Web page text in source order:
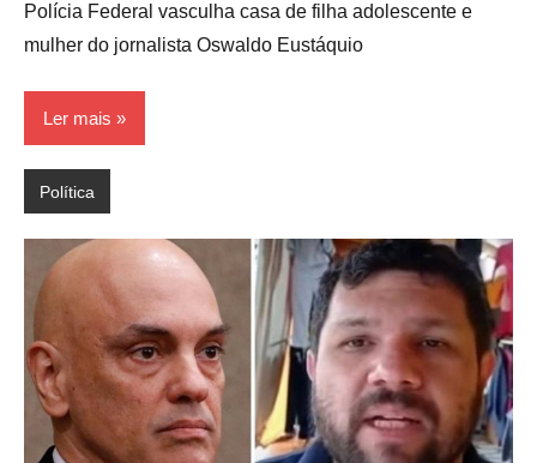
Polícia Federal vasculha casa de filha adolescente e
mulher do jornalista Oswaldo Eustáquio
Ler mais
Política